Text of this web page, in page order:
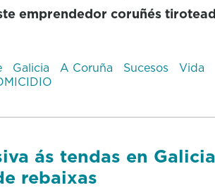
emprendedor coruñés
Galicia A Coruña Sucesos
Vida
ás tendas en
rebaixas